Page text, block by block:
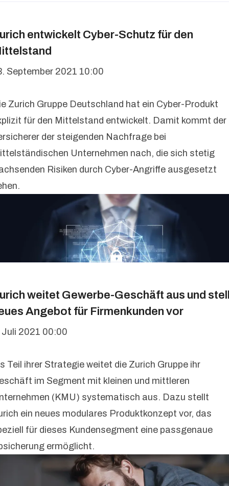
entwickelt Cyber-Schutz für den
September 2021 10:00
Zurich Gruppe Deutschland hat ein Cyber-Produkt
für den Mittelstand entwickelt. Damit kommt der
der steigenden Nachfrage bei
Unternehmen nach, die sich stetig
Risiken durch Cyber-Angriffe ausgesetzt
weitet Gewerbe-Geschäft aus und
Angebot für Firmenkunden vor
Juli 2021 00:00
Teil ihrer Strategie weitet die Zurich Gruppe ihr
im Segment mit kleinen und mittleren
(KMU) systematisch aus. Dazu stellt
ein neues modulares Produktkonzept vor, das
für dieses Kundensegment eine passgenaue
ermöglicht.